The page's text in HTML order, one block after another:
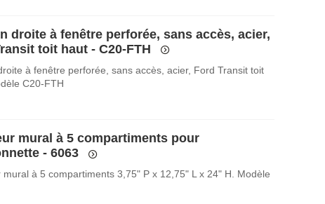
droite à fenêtre perforée, sans accès, acier,
toit haut - C20-FTH
à fenêtre perforée, sans accès, acier, Ford Transit toit
C20-FTH
mural à 5 compartiments pour
- 6063
mural à 5 compartiments 3,75" P x 12,75" L x 24" H. Modèle